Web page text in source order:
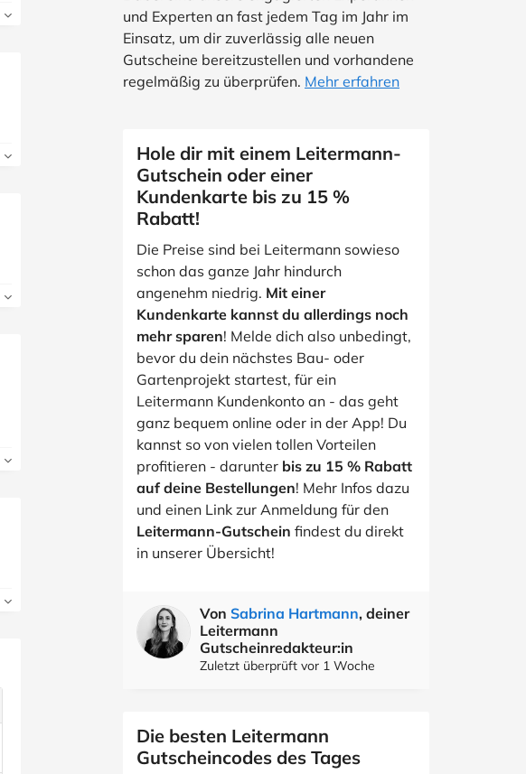
und Experten an fast jedem Tag im Jahr im
Einsatz, um dir zuverlässig alle neuen
Gutscheine bereitzustellen und vorhandene
regelmäßig zu überprüfen. Mehr erfahren
Hole dir mit einem Leitermann-
Gutschein oder einer
Kundenkarte bis zu 15 %
Rabatt!
Die Preise sind bei Leitermann sowieso
schon das ganze Jahr hindurch
angenehm niedrig. Mit einer
Kundenkarte kannst du allerdings noch
mehr sparen! Melde dich also unbedingt,
bevor du dein nächstes Bau- oder
Gartenprojekt startest, für ein
Leitermann Kundenkonto an - das geht
ganz bequem online oder in der App! Du
kannst so von vielen tollen Vorteilen
profitieren - darunter bis zu 15 % Rabatt
auf deine Bestellungen! Mehr Infos dazu
und einen Link zur Anmeldung für den
Leitermann-Gutschein findest du direkt
in unserer Übersicht!
Von Sabrina Hartmann, deiner
Leitermann
Gutscheinredakteur:in
Zuletzt überprüft vor 1 Woche
Die besten Leitermann
Gutscheincodes des Tages